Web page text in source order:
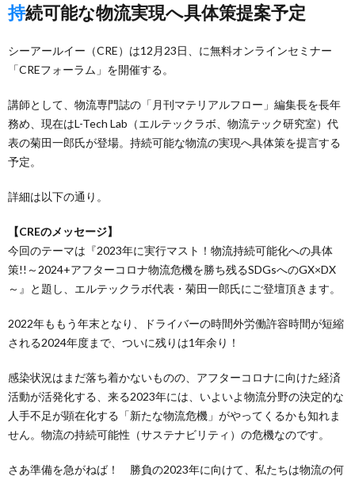
持続可能な物流実現へ具体策提案予定
シーアールイー（CRE）は12月23日、に無料オンラインセミナー
「CREフォーラム」を開催する。
講師として、物流専門誌の「月刊マテリアルフロー」編集長を長年
務め、現在はL-Tech Lab（エルテックラボ、物流テック研究室）代
表の菊田一郎氏が登場。持続可能な物流の実現へ具体策を提言する
予定。
詳細は以下の通り。
【CREのメッセージ】
今回のテーマは『2023年に実行マスト！物流持続可能化への具体
策!!～2024+アフターコロナ物流危機を勝ち残るSDGsへのGX×DX
～』と題し、エルテックラボ代表・菊田一郎氏にご登壇頂きます。
2022年ももう年末となり、ドライバーの時間外労働許容時間が短縮
される2024年度まで、ついに残りは1年余り！
感染状況はまだ落ち着かないものの、アフターコロナに向けた経済
活動が活発化する、来る2023年には、いよいよ物流分野の決定的な
人手不足が顕在化する「新たな物流危機」がやってくるかも知れま
せん。物流の持続可能性（サステナビリティ）の危機なのです。
さあ準備を急がねば！ 勝負の2023年に向けて、私たちは物流の何